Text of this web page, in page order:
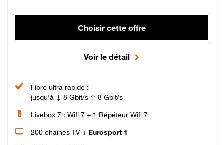
Choisir cette offre
Voir le détail
Fibre ultra rapide :
jusqu'à ↓ 8 Gbit/s ↑ 8 Gbit/s
Livebox 7 : Wifi 7 + 1 Répéteur Wifi 7
200 chaînes TV + Eurosport 1